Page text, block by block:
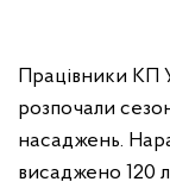
Працівники КП
розпочали
насаджень.
висаджено 120